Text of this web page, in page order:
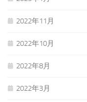
2022年11月
2022年10月
2022年8月
2022年3月